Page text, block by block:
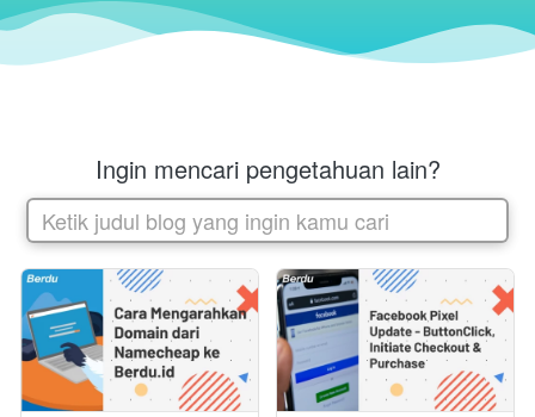
Ingin mencari pengetahuan lain?
Ketik judul blog yang ingin kamu cari